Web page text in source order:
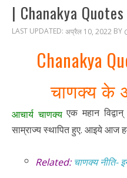
| Chanakya
LAST UPDATED: अप्रैल 10, 2022 BY
Chanakya
चाणक्य के
आचार्य चाणक्यएक महान
साम्राज्य स्थापित हुए. आइये आज
Related: चाणक्य नीति-